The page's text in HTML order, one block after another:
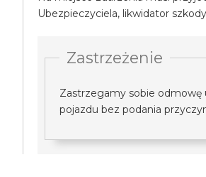
Ubezpieczyciela, likwidator
Zastrzeżenie
Zastrzegamy sobie odmowę
pojazdu bez podania